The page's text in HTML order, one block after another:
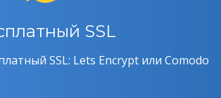
SSL
SSL: Lets Encrypt или Comodo